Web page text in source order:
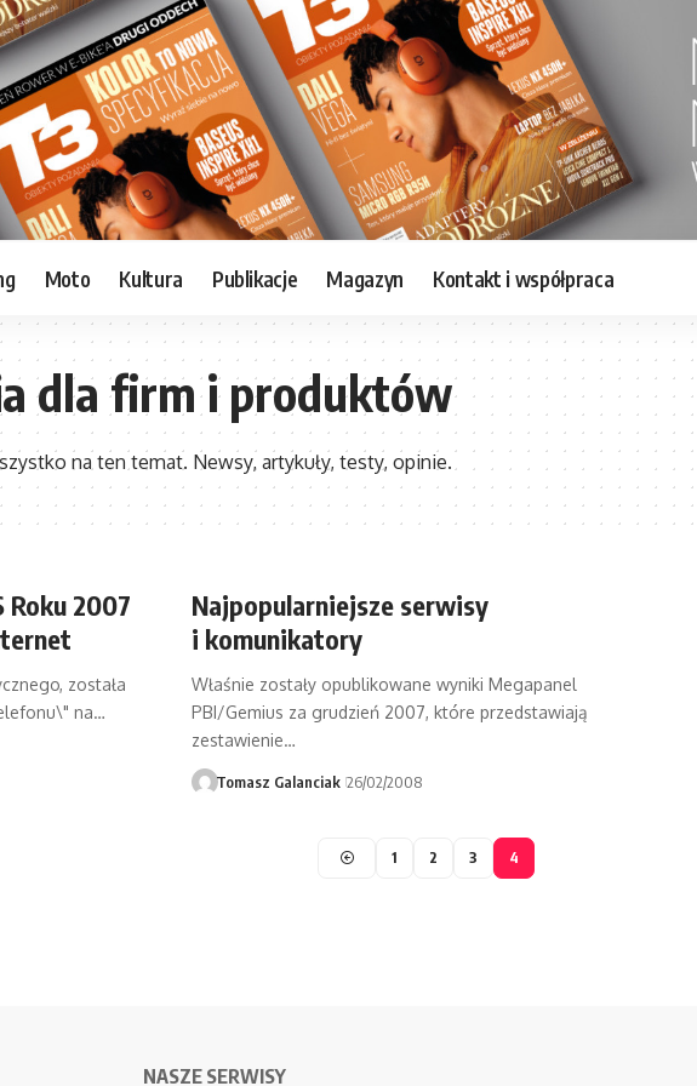
Moto Kultura Publikacje Magazyn Kontakt i współpraca
dla firm i produktów
na ten temat. Newsy, artykuły, testy, opinie.
Roku 2007
została
na…
Najpopularniejsze serwisy
i komunikatory
Właśnie zostały opublikowane wyniki Megapanel
PBI/Gemius za grudzień 2007, które przedstawiają
zestawienie…
Tomasz Galanciak 26/02/2008
1 2 3 4
NASZE SERWISY